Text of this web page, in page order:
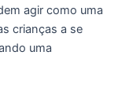
agir como uma
crianças a se
uma